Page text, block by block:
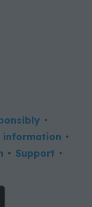
information
Support